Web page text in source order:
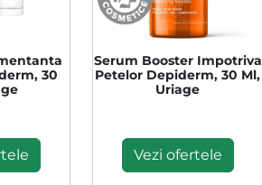
30
Serum Booster Impotriva
Petelor Depiderm, 30 Ml,
Uriage
Vezi ofertele